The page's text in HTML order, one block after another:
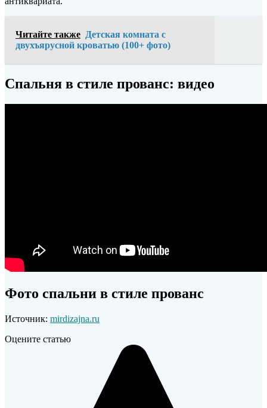
Читайте также Детская комната с
двухъярусной кроватью (100+ фото)
Спальня в стиле прованс: видео
Фото спальни в стиле прованс
Источник: mirdizajna.ru
Оцените статью